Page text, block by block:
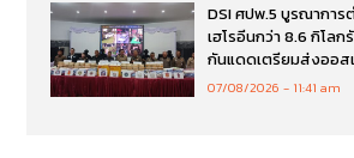
DSI ศปพ.5 บูรณาการ
เฮโรอีนกว่า 8.6 กิโล
กันแดดเตรียมส่งออส
07/08/2026 11:41 am